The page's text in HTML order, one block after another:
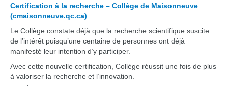
Certification à la recherche – Collège de Maisonneuve
(cmaisonneuve.qc.ca)
Le Collège constate déjà que la recherche scientifique suscite
de l’intérêt puisqu’une centaine de personnes ont déjà
manifesté leur intention d’y participer.
Avec cette nouvelle certification, Collège réussit une fois de plus
à valoriser la recherche et l’innovation.